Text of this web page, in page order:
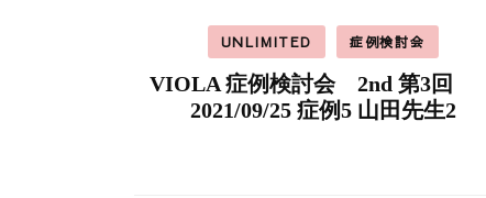
UNLIMITED 症例検討会
VIOLA 症例検討会 2nd 第3回
2021/09/25 症例5 山田先生2